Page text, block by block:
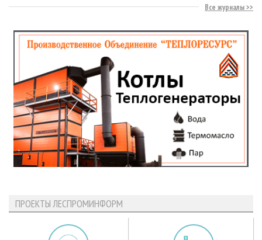
Все журналы
ПРОЕКТЫ ЛЕСПРОМИНФОРМ